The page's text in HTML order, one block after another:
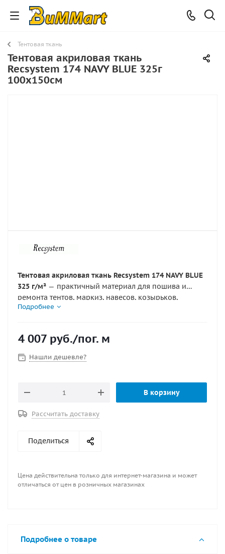
Тентовая ткань
Тентовая акриловая ткань
Recsystem 174 NAVY BLUE 325г
100х150см
Тентовая акриловая ткань Recsystem 174 NAVY BLUE
325 г/м² — практичный материал для пошива и
ремонта тентов, маркиз, навесов, козырьков,
уличных штор, защитных экранов и лодочных
г/м², акриловое покрытие с одной стороны, защиту
от загрязнений, плесени и влаги. Водоупорность
ткани составляетболее 1000 мм
выглядит солидно, глубоко и
универсально, хорошо подходит для лодок, катеров,
террас, веранд и тентовых конструкций.
Подробнее
4 007 руб./пог. м
Нашли дешевле?
В корзину
Рассчитать доставку
Поделиться
Цена действительна только для интернет-магазина и может
отличаться от цен в розничных магазинах
Подробнее о товаре